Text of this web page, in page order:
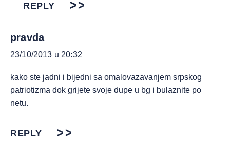
REPLY
pravda
23/10/2013 u 20:32
kako ste jadni i bijedni sa omalovazavanjem srpskog
patriotizma dok grijete svoje dupe u bg i bulaznite po
netu.
REPLY